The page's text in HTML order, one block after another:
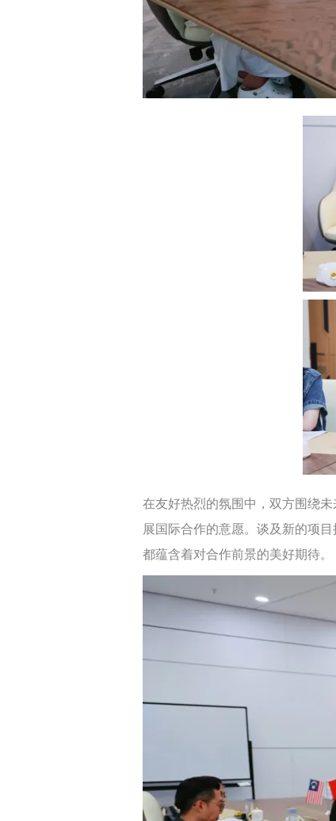
在友好热烈的氛围中，双方围绕
展国际合作的意愿。谈及新的项
都蕴含着对合作前景的美好期待。